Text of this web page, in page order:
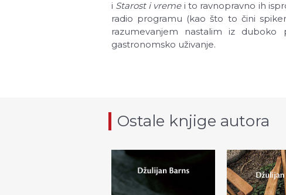
i Starost i vremei to ravnopravno ih
radio programu (kao što to čini
razumevanjem nastalim iz
gastronomsko uživanje.
Ostale knjige autora